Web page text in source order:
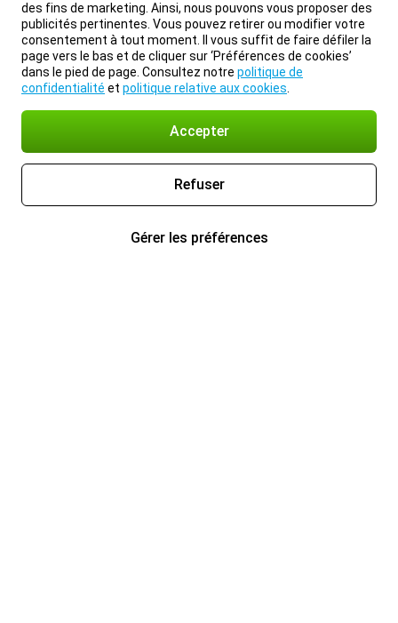
des fins de marketing. Ainsi, nous pouvons vous proposer des
publicités pertinentes. Vous pouvez retirer ou modifier votre
consentement à tout moment. Il vous suffit de faire défiler la
page vers le bas et de cliquer sur ‘Préférences de cookies’
dans le pied de page. Consultez notre politique de
confidentialité et politique relative aux cookies
Accepter
Refuser
Gérer les préférences